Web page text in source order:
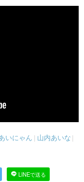
いにゃん | 山内あいな |
LINEで送る